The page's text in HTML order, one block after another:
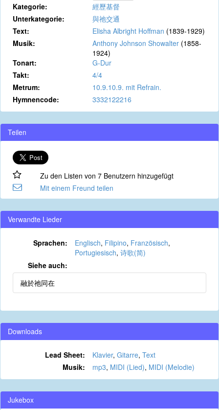
Kategorie:
經歷基督
Unterkategorie:
與祂交通
Text:
Elisha Albright Hoffman (1839-1929)
Musik:
Anthony Johnson Showalter (1858-
1924)
Tonart:
G-Dur
Takt:
4/4
Metrum:
10.9.10.9. mit Refrain.
Hymnencode:
3332122216
Teilen
Zu den Listen von 7 Benutzern hinzugefügt
Mit einem Freund teilen
Verwandte Lieder
Sprachen: Englisch, Filipino, Französisch,
Portugiesisch, 诗歌(简)
Siehe auch:
融於祂同在
Downloads
Lead Sheet: Klavier, Gitarre, Text
Musik:
mp3, MIDI (Lied), MIDI (Melodie)
Jukebox